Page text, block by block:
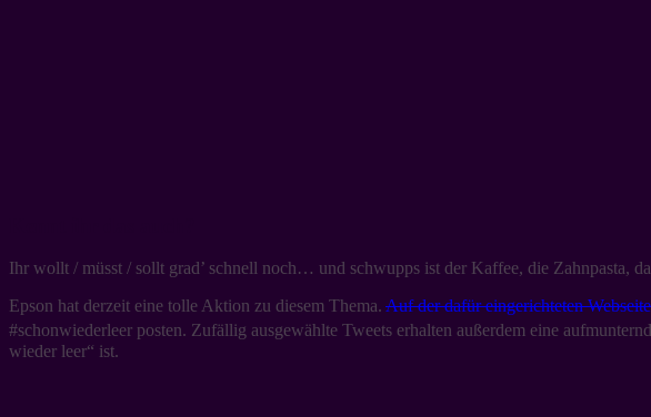
Ihr wollt / müsst / sollt grad’ schnell noch… und schwupps ist der Kaffee, die
Epson hat derzeit eine tolle Aktion zu diesem Thema. Auf der dafür eingerichteten Webseite
#schonwiederleer posten. Zufällig ausgewählte Tweets erhalten außerdem eine
wieder leer“ ist.